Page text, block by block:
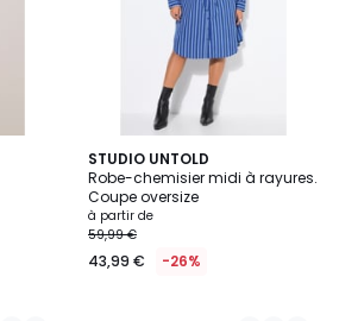
STUDIO UNTOLD
Robe-chemisier midi à rayures.
Coupe oversize
à partir de
59,99 €
43,99 € -26%
2
Couleurs